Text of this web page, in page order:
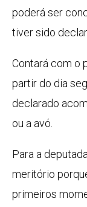
poderá ser
tiver sido
Contará com o
partir do dia
declarado
ou a avó.
Para a
meritório
primeiros